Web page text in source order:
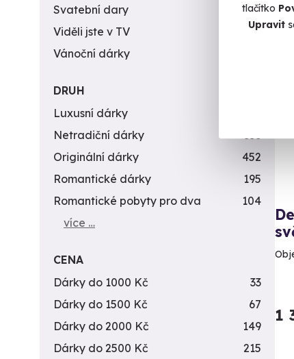
tlačítko
Upravit
1
Svatební dary
196
Viděli jste v TV
31
Vánoční dárky
DRUH
Luxusní dárky
Netradiční dárky
353
Originální dárky
452
Romantické dárky
195
Romantické pobyty pro dva
104
více …
CENA
Dárky do 1000 Kč
33
Dárky do 1500 Kč
67
Dárky do 2000 Kč
149
Dárky do 2500 Kč
215